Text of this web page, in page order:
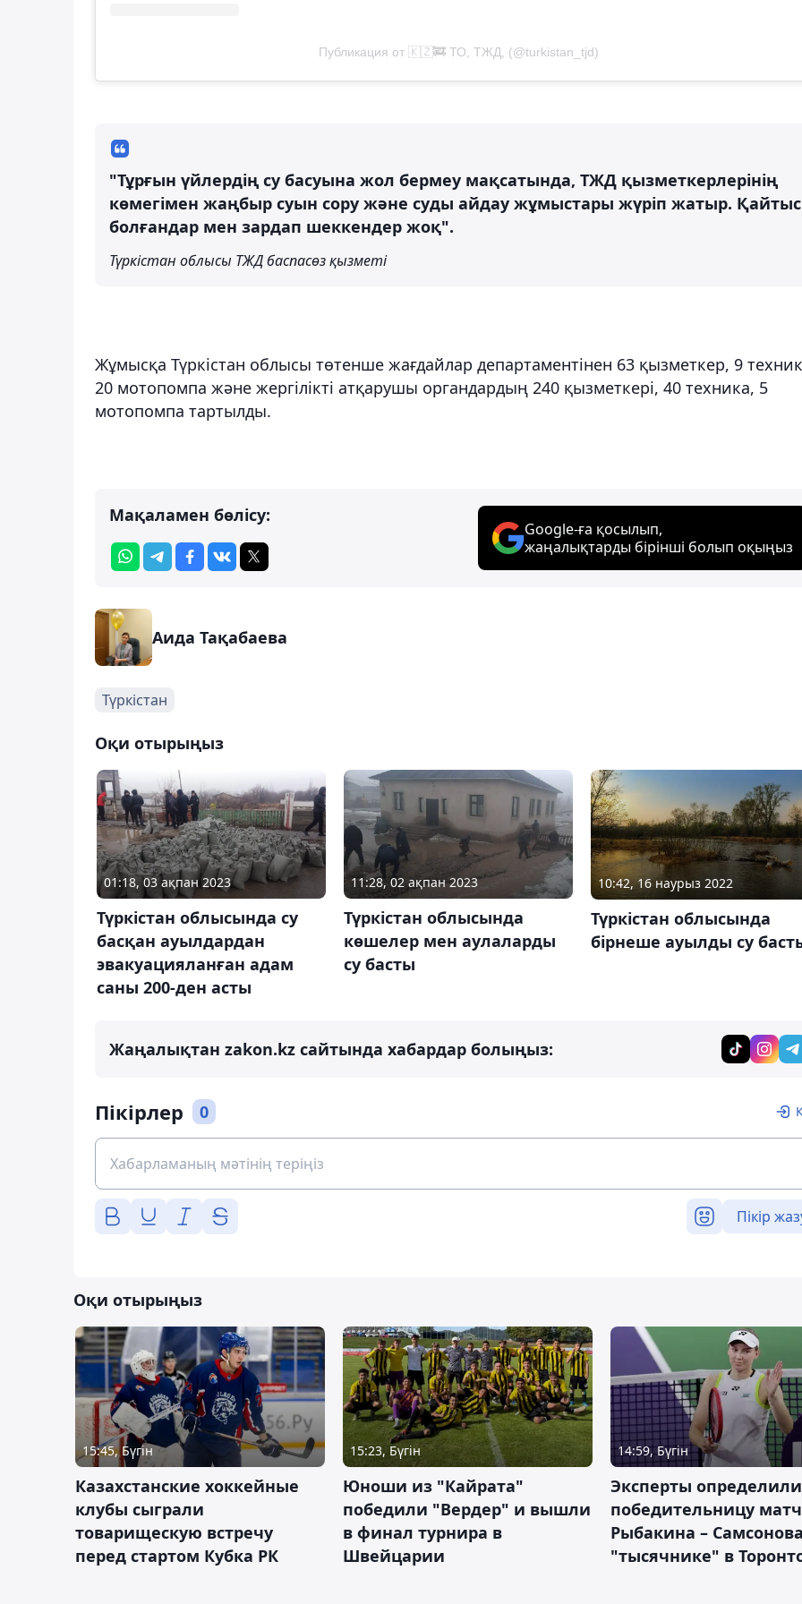
Публикация от 🇰🇿🚒 ТО, ТЖД, (@turkistan_tjd)
"Тұрғын үйлердің су басуына жол бермеу мақсатында, ТЖД қызметкерлерінің
көмегімен жаңбыр суын сору және суды айдау жұмыстары жүріп жатыр. Қайтыс
болғандар мен зардап шеккендер жоқ".
Түркістан облысы ТЖД баспасөз қызметі
Жұмысқа Түркістан облысы төтенше жағдайлар департаментінен 63 қызметкер, 9
20 мотопомпа және жергілікті атқарушы органдардың 240 қызметкері, 40 техника, 5
мотопомпа тартылды.
Мақаламен бөлісу:
Google-ға қосылып,
жаңалықтарды бірінші болып оқыңыз
Аида Тақабаева
Түркістан
Оқи отырыңыз
01:18, 03 ақпан 2023
Түркістан облысында су
басқан ауылдардан
эвакуацияланған адам
саны 200-ден асты
11:28, 02 ақпан 2023
Түркістан облысында
көшелер мен аулаларды
су басты
10:42, 16 наурыз 2022
Түркістан облысында
бірнеше ауылды су
Жаңалықтан zakon.kz сайтында хабардар болыңыз:
Пікірлер 0
Пікір
Оқи отырыңыз
15:45, Бүгін
Казахстанские хоккейные
клубы сыграли
товарищескую встречу
перед стартом Кубка РК
15:23, Бүгін
Юноши из "Кайрата"
победили "Вердер" и вышли
в финал турнира в
Швейцарии
14:59, Бүгін
Эксперты определили
победительницу
Рыбакина –
"тысячнике" в